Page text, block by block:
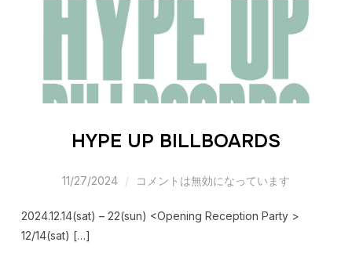
HYPE UP BILLBOARDS
11/27/2024 コメントは無効になっています
2024.12.14(sat) – 22(sun) <Opening Reception Party >
12/14(sat) […]